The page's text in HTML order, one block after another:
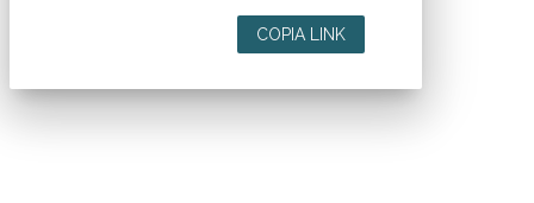
COPIA LINK